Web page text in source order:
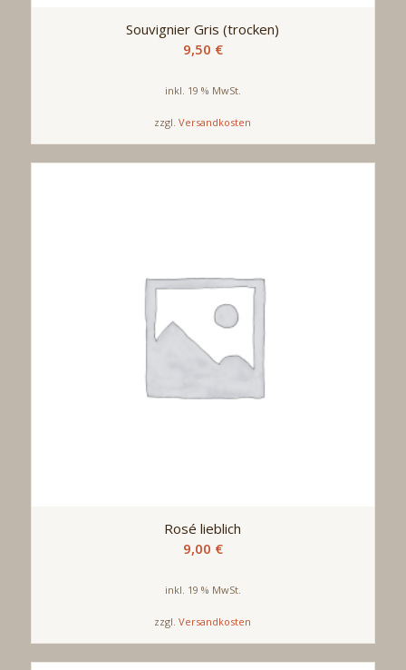
Souvignier Gris (trocken)
9,50 €
inkl. 19 % MwSt.
zzgl.Versandkosten
Rosé lieblich
9,00 €
inkl. 19 % MwSt.
zzgl.Versandkosten